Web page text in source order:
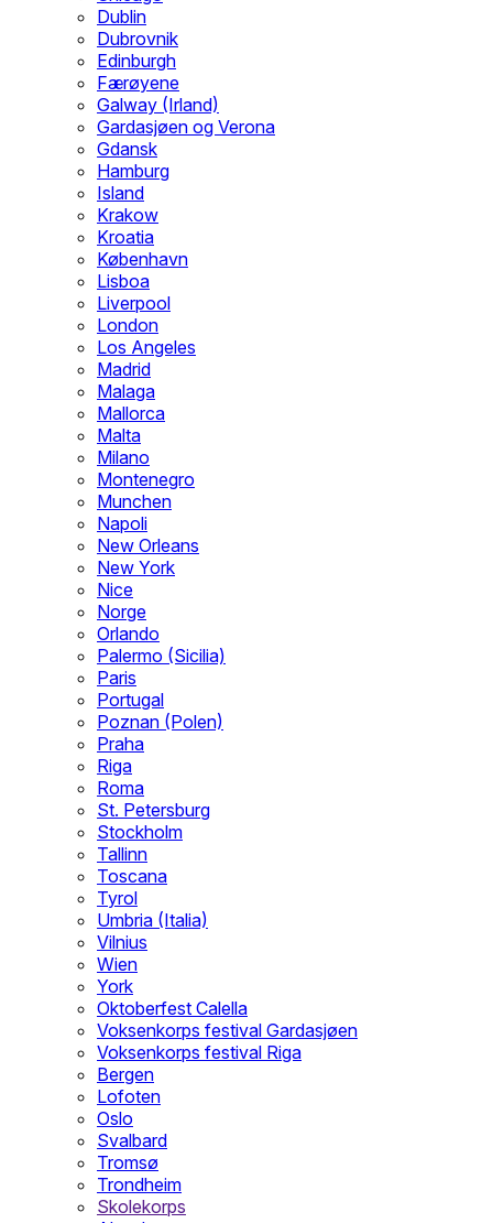
Dublin
Dubrovnik
Edinburgh
Færøyene
Galway (Irland)
Gardasjøen og Verona
Gdansk
Hamburg
Island
Krakow
Kroatia
København
Lisboa
Liverpool
London
Los Angeles
Madrid
Malaga
Mallorca
Malta
Milano
Montenegro
Munchen
Napoli
New Orleans
New York
Nice
Norge
Orlando
Palermo (Sicilia)
Paris
Portugal
Poznan (Polen)
Praha
Riga
Roma
St. Petersburg
Stockholm
Tallinn
Toscana
Tyrol
Umbria (Italia)
Vilnius
Wien
York
Oktoberfest Calella
Voksenkorps festival Gardasjøen
Voksenkorps festival Riga
Bergen
Lofoten
Oslo
Svalbard
Tromsø
Trondheim
Skolekorps